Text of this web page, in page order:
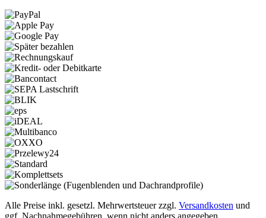
Alle Preise inkl. gesetzl. Mehrwertsteuer zzgl. Versandkosten und
ggf. Nachnahmegebühren, wenn nicht anders angegeben.